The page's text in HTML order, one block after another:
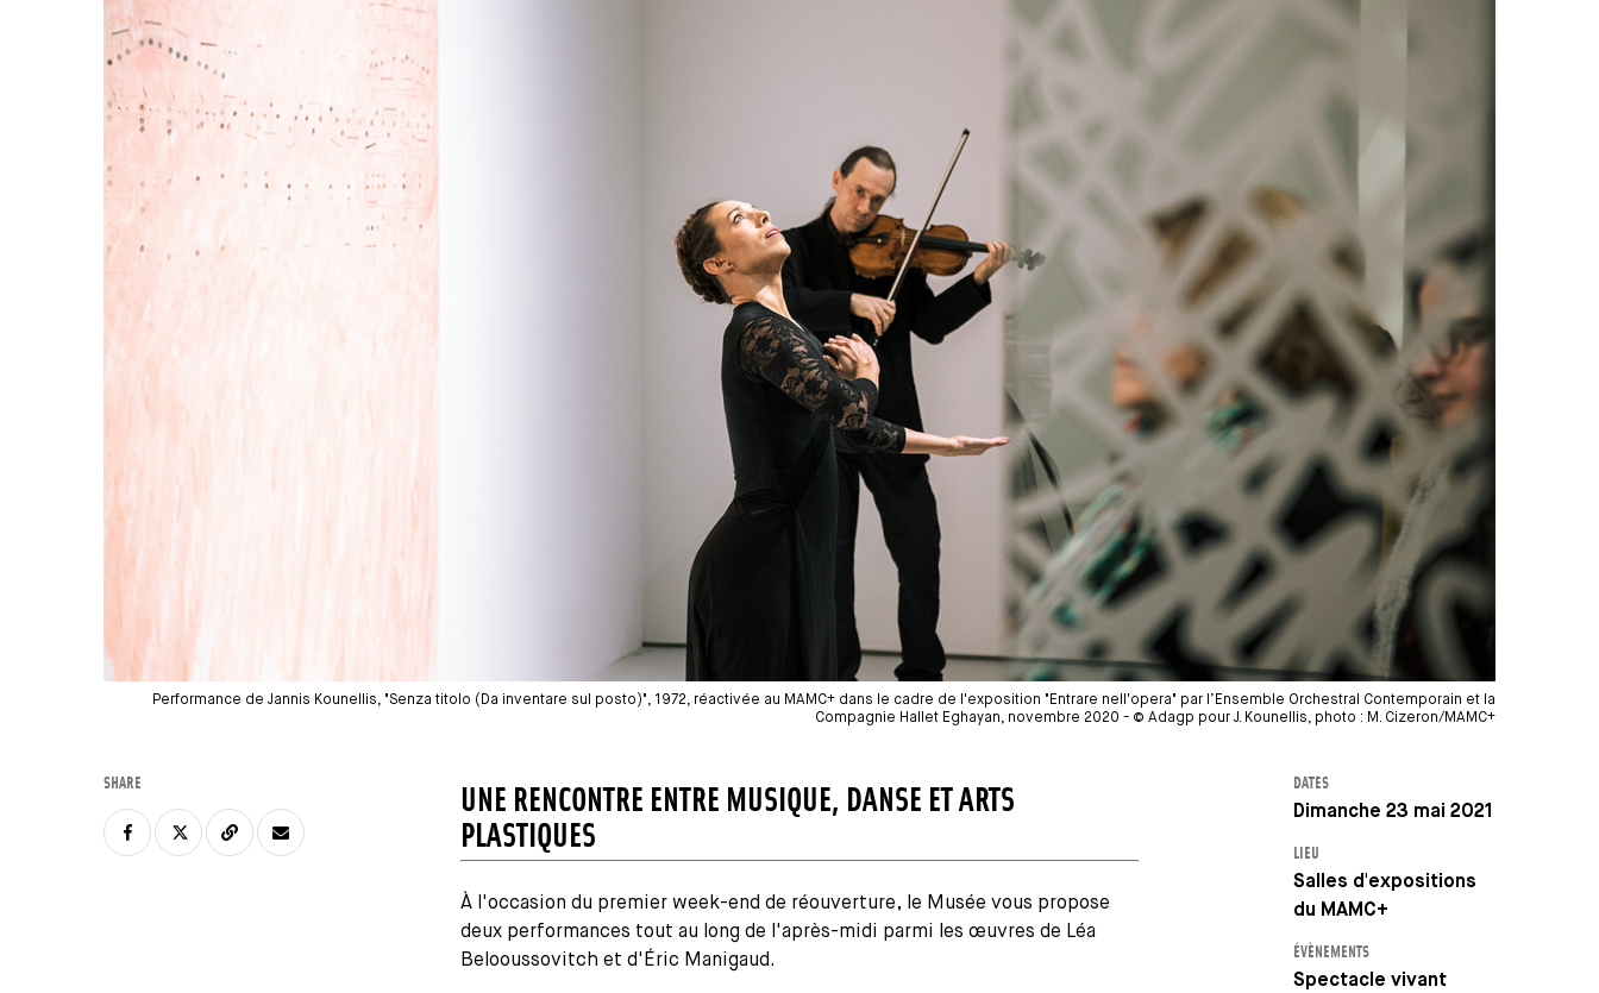
Performance de Jannis Kounellis, "Senza titolo (Da inventare sul posto)", 1972, réactivée au MAMC+ dans le cadre de l'exposition "Entrare nell'opera" par l’Ensemble Orchestral Contemporain et la
Compagnie Hallet Eghayan, novembre 2020 - © Adagp pour J. Kounellis, photo : M. Cizeron/MAMC+
DATES
Dimanche 23 mai 2021
LIEU
Salles d'expositions
du MAMC+
ÉVÈNEMENTS
Spectacle vivant
UNE RENCONTRE ENTRE MUSIQUE, DANSE ET ARTS
PLASTIQUES
À l'occasion du premier week-end de réouverture, le Musée vous propose
deux performances tout au long de l'après-midi parmi les œuvres de Léa
Belooussovitch et d'Éric Manigaud.
SHARE